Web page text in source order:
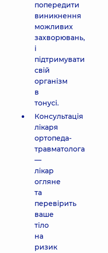
попередити
виникнення
можливих
захворювань,
і
підтримувати
свій
організм
в
тонусі.
Консультація
лікаря
ортопеда-
травматолога
—
лікар
огляне
та
перевірить
ваше
тіло
на
ризик